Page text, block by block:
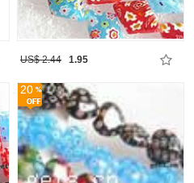
US$ 2.44 1.95
20